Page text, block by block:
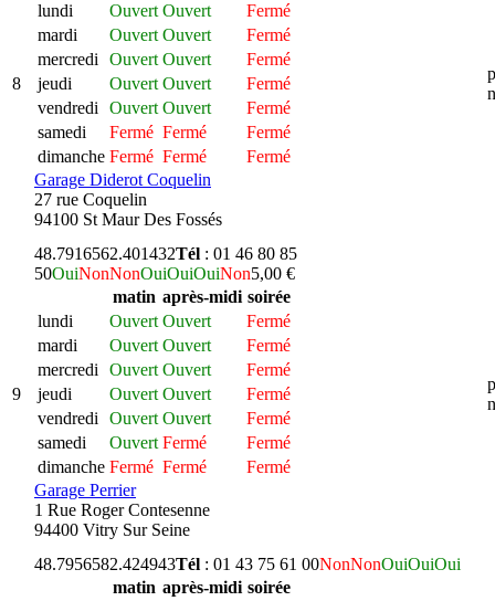
8
lundi
Ouvert Ouvert
Fermé
mardi
Ouvert Ouvert
Fermé
mercredi
Ouvert Ouvert
Fermé
jeudi
Ouvert Ouvert
Fermé
vendredi
Ouvert Ouvert
Fermé
samedi
Fermé Fermé
Fermé
dimanche Fermé Fermé
Fermé
Garage Diderot Coquelin
27 rue Coquelin
94100 St Maur Des Fossés
9
48.7916562.401432Tél : 01 46 80 85
50OuiNonNonOuiOuiOuiNon5,00 €
matin après-midi soirée
lundi
Ouvert Ouvert
Fermé
mardi
Ouvert Ouvert
Fermé
mercredi
Ouvert Ouvert
Fermé
jeudi
Ouvert Ouvert
Fermé
vendredi
Ouvert Ouvert
Fermé
samedi
Ouvert Fermé
Fermé
dimanche Fermé Fermé
Fermé
Garage Perrier
1 Rue Roger Contesenne
94400 Vitry Sur Seine
48.7956582.424943Tél : 01 43 75 61 00NonNonOuiOuiOui
matin après-midi soirée